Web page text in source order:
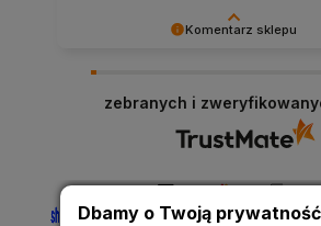
Komentarz sklepu
zebranych i
Dbamy o Twoją prywatność